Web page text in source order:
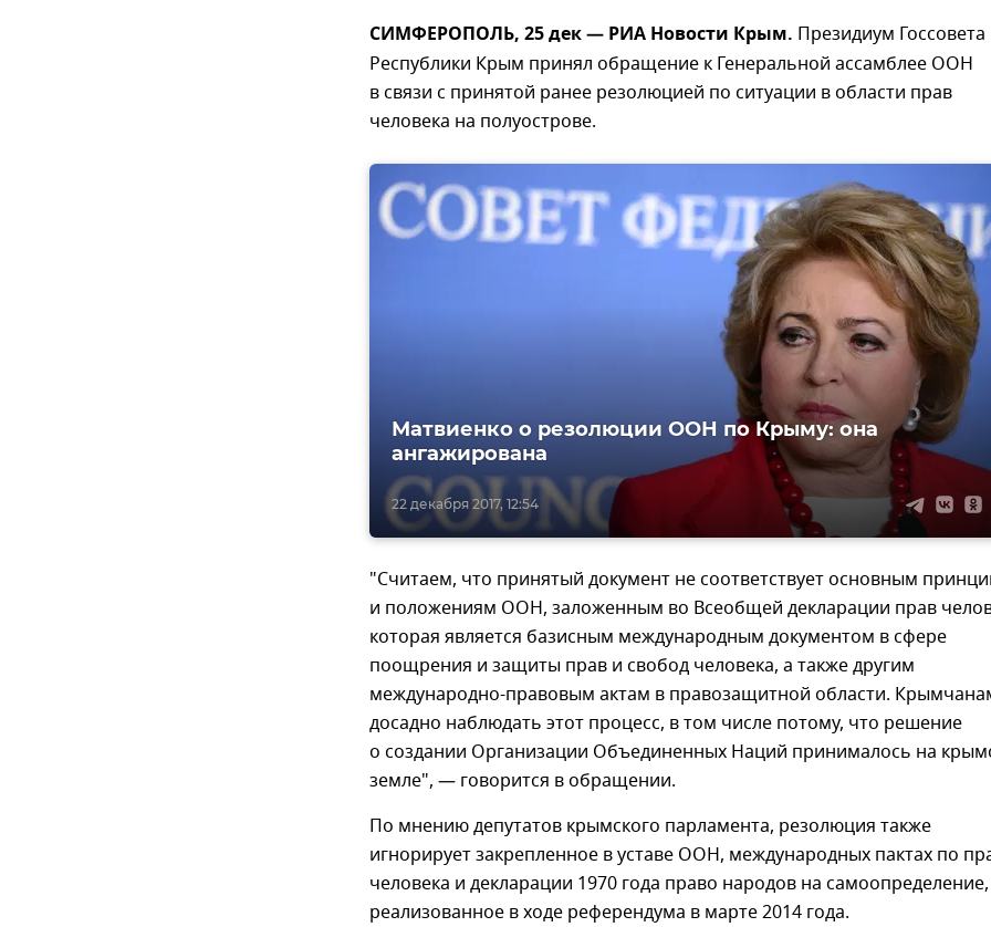
СИМФЕРОПОЛЬ, 25 дек — РИА Новости Крым. Президиум Госсовета
Республики Крым принял обращение к Генеральной ассамблее ООН
в связи с принятой ранее резолюцией по ситуации в области прав
человека на полуострове.
22 декабря 2017, 12:54
Матвиенко о резолюции ООН по Крыму: она
ангажирована
"Считаем, что принятый документ не соответствует основным
и положениям ООН, заложенным во Всеобщей декларации прав
которая является базисным международным документом в сфере
поощрения и защиты прав и свобод человека, а также другим
международно-правовым актам в правозащитной области.
досадно наблюдать этот процесс, в том числе потому, что решение
о создании Организации Объединенных Наций принималось на
земле", — говорится в обращении.
По мнению депутатов крымского парламента, резолюция также
игнорирует закрепленное в уставе ООН, международных пактах по
человека и декларации 1970 года право народов на самоопределение,
реализованное в ходе референдума в марте 2014 года.